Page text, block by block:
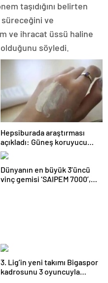
taşıdığını belirten
süreceğini ve
ve ihracat üssü haline
söyledi.
Hepsiburada araştırması
açıkladı: Güneş koruyucu
satışları yüzde 50 arttı
Dünyanın en büyük 3’üncü
vinç gemisi ‘SAIPEM 7000’,
3. Lig’in yeni takımı Bigaspor
kadrosunu 3 oyuncuyla